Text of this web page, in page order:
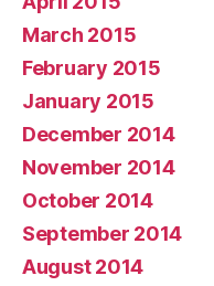
March 2015
February 2015
January 2015
December 2014
November 2014
October 2014
September 2014
August 2014